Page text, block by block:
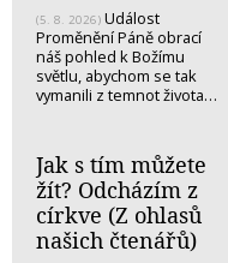
(5. 8. 2026) Událost
Proměnění Páně obrací
náš pohled k Božímu
světlu, abychom se tak
vymanili z temnot života…
Jak s tím můžete
žít? Odcházím z
církve (Z ohlasů
našich čtenářů)